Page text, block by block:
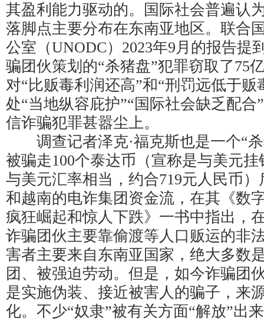
其盈利能力驱动的。国际社会普遍认
落脚点主要分布在东南亚地区。联合
公室（UNODC）2023年9月的报告提
骗团伙策划的“杀猪盘”犯罪窃取了75
对“比贩毒利润还高”和“刑罚远低于贩
处“当地纵容庇护”“国际社会缺乏配合
信诈骗犯罪甚嚣尘上。
调查记者泽克·福克斯也是一个“杀
被骗走100个泰达币（宣称是与美元
与美元汇率相当，约合719元人民币
和越南的电诈集团资金流，在其《数
疯狂崛起和惊人下跌》一书中指出，
诈骗团伙主要靠偷渡等人口贩运的非
害者主要来自东南亚国家，绝大多数
团、被强迫劳动。但是，如今诈骗团
是实施伪装、接近被害人的骗子，来
化。不少“奴隶”被有关方面“解放”出